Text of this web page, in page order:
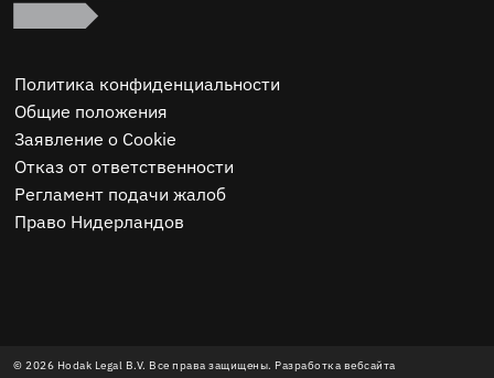
Политика конфиденциальности
Общие положения
Заявление о Cookie
Отказ от ответственности
Регламент подачи жалоб
Право Нидерландов
© 2026 Hodak Legal B.V. Все права защищены. Разработка вебсайта